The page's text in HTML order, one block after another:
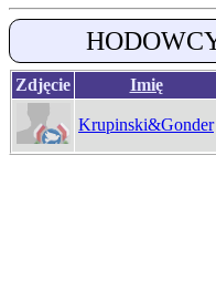
Zdjęcie Imię
Krupinski&Gonder